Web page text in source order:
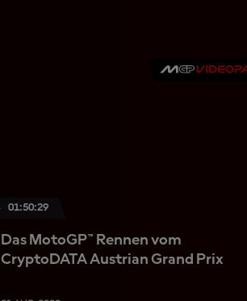
01:50:29
Das MotoGP™ Rennen vom
CryptoDATA Austrian Grand Prix